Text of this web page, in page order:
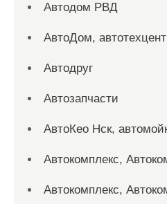
Автодом РВД
АвтоДом,
Автодруг
Автозапчасти
АвтоКео Нск,
Автокомплекс,
Автокомплекс,